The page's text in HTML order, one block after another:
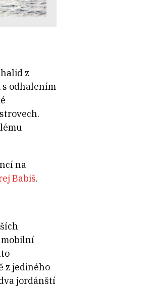
z
odhalením
na
Babiš.
mobilní
z jediného
jordánští